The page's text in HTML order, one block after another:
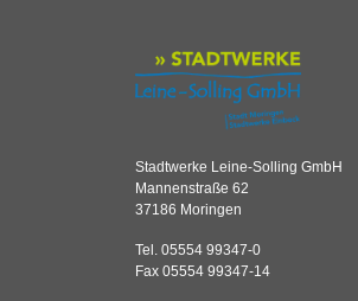
Stadtwerke Leine-Solling GmbH
Mannenstraße 62
37186 Moringen
Tel. 05554 99347-0
Fax 05554 99347-14